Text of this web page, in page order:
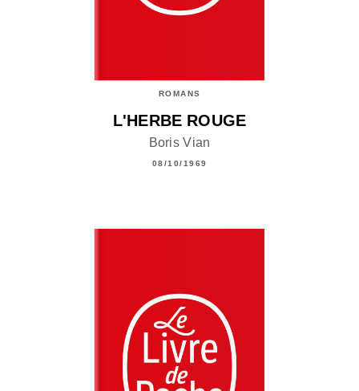
ROMANS
L'HERBE ROUGE
Boris Vian
08/10/1969